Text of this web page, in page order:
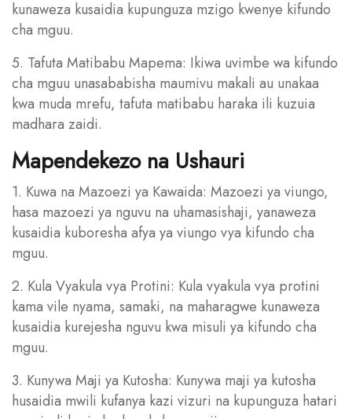
kunaweza kusaidia kupunguza mzigo kwenye kifundo
cha mguu.
5. Tafuta Matibabu Mapema: Ikiwa uvimbe wa kifundo
cha mguu unasababisha maumivu makali au unakaa
kwa muda mrefu, tafuta matibabu haraka ili kuzuia
madhara zaidi.
Mapendekezo na Ushauri
1. Kuwa na Mazoezi ya Kawaida: Mazoezi ya viungo,
hasa mazoezi ya nguvu na uhamasishaji, yanaweza
kusaidia kuboresha afya ya viungo vya kifundo cha
mguu.
2. Kula Vyakula vya Protini: Kula vyakula vya protini
kama vile nyama, samaki, na maharagwe kunaweza
kusaidia kurejesha nguvu kwa misuli ya kifundo cha
mguu.
3. Kunywa Maji ya Kutosha: Kunywa maji ya kutosha
husaidia mwili kufanya kazi vizuri na kupunguza hatari